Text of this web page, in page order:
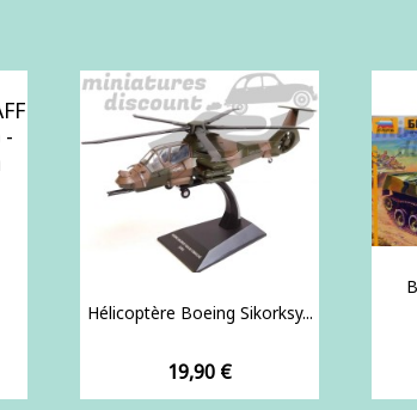
Hélicoptère Boeing Sikorksy...
Prix
19,90 €